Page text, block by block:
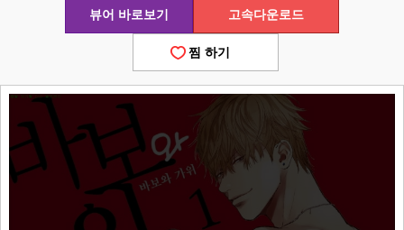
뷰어 바로보기 고속다운로드
찜 하기